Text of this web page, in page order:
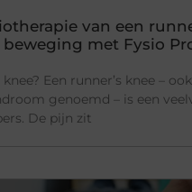
van een
met Fysio
Een runner’s knee –
genoemd – is een
De pijn zit